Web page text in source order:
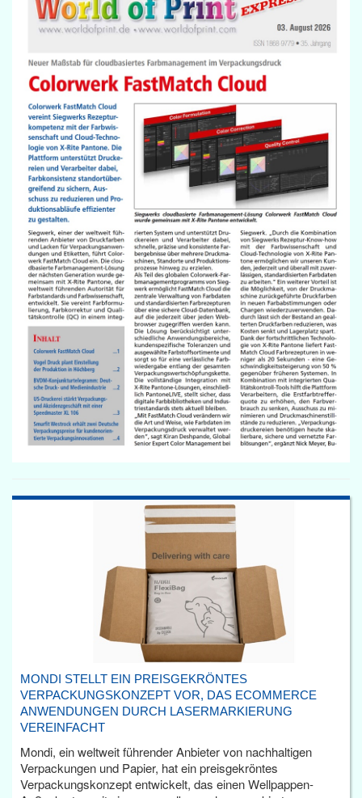
MONDI STELLT EIN PREISGEKRÖNTES
VERPACKUNGSKONZEPT VOR, DAS ECOMMERCE
ANWENDUNGEN DURCH LASERMARKIERUNG
VEREINFACHT
Mondi, ein weltweit führender Anbieter von nachhaltigen
Verpackungen und Papier, hat ein preisgekröntes
Verpackungskonzept entwickelt, das einen Wellpappen-